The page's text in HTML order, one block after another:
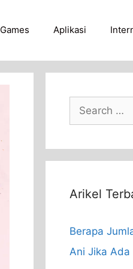
Games Aplikasi
Search
for:
Arikel
Berapa
Ani Jika Ada